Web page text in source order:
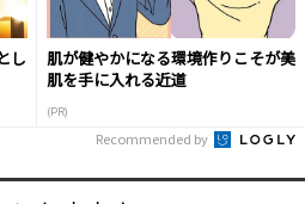
し
肌が健やかになる環境作りこそが美
肌を手に入れる近道
(PR)
Recommended by